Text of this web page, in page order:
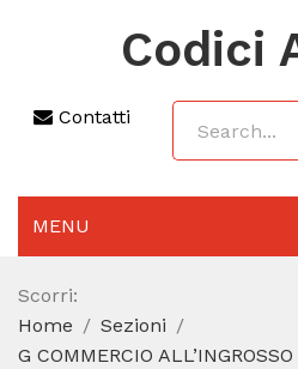
Codici
Contatti
MENU
AGGIORNAMENTO 2025
SEZIONI
Scorri:
Home
Sezioni
G COMMERCIO